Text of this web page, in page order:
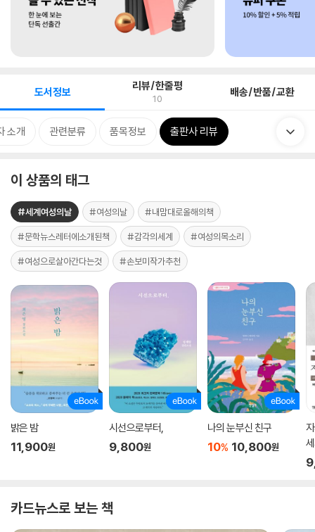
도서정보 리뷰/한줄평
10 배송/반품/교환
소개 관련분류 품목정보 출판사 리뷰
이 상품의 태그
#세계여성의날 #여성의날 #내맘대로올해의책
#문학뉴스레터에소개된책 #감각의세계 #여성의목소리
#여성으로살아간다는것 #손보미작가추천
밝은 밤
11,900원
시선으로부터,
9,800원
나의 눈부신 친구
10% 10,800원
카드뉴스로 보는 책